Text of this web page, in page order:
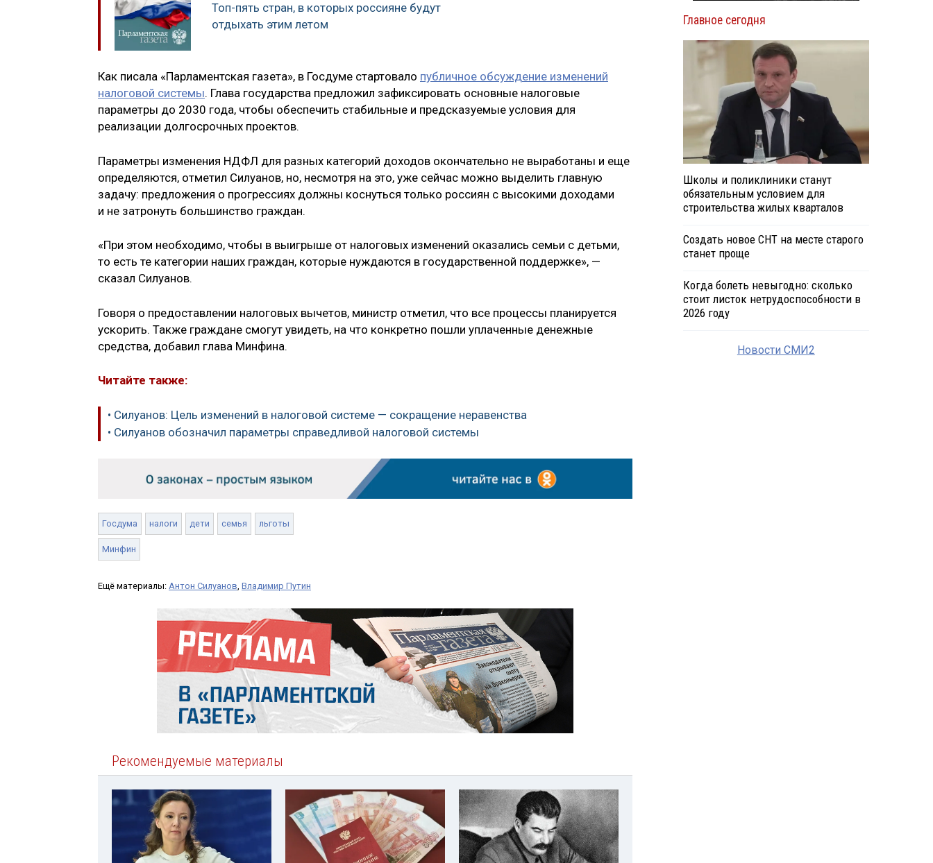
Топ-пять стран, в которых россияне будут
отдыхать этим летом
Как писала «Парламентская газета», в Госдуме стартовало публичное обсуждение изменений
налоговой системы. Глава государства предложил зафиксировать основные налоговые
параметры до 2030 года, чтобы обеспечить стабильные и предсказуемые условия для
реализации долгосрочных проектов.
Параметры изменения НДФЛ для разных категорий доходов окончательно не выработаны и еще
определяются, отметил Силуанов, но, несмотря на это, уже сейчас можно выделить главную
задачу: предложения о прогрессиях должны коснуться только россиян с высокими доходами
и не затронуть большинство граждан.
«При этом необходимо, чтобы в выигрыше от налоговых изменений оказались семьи с детьми,
то есть те категории наших граждан, которые нуждаются в государственной поддержке», —
сказал Силуанов.
Говоря о предоставлении налоговых вычетов, министр отметил, что все процессы планируется
ускорить. Также граждане смогут увидеть, на что конкретно пошли уплаченные денежные
средства, добавил глава Минфина.
Читайте также:
• Силуанов: Цель изменений в налоговой системе — сокращение неравенства
• Силуанов обозначил параметры справедливой налоговой системы
Госдума налоги дети семья льготы
Минфин
Ещё материалы: Антон Силуанов, Владимир Путин
Рекомендуемые материалы
Главное сегодня
Школы и поликлиники станут
обязательным условием для
строительства жилых кварталов
Создать новое СНТ на месте старого
станет проще
Когда болеть невыгодно: сколько
стоит листок нетрудоспособности в
2026 году
Новости СМИ2